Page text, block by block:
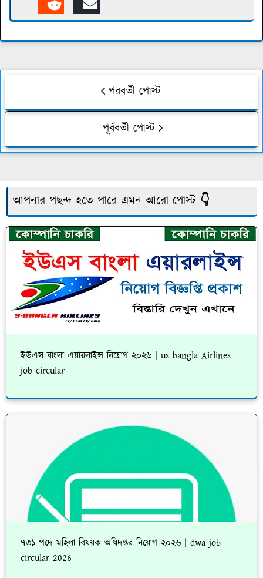
পরবর্তী পোস্ট
পূর্ববর্তী পোস্ট
আপনার পছন্দ হতে পারে এমন আরো পোস্ট 👇
ইউএস বাংলা এয়ারলাইন্স নিয়োগ ২০২৬ | us bangla Airlines
job circular
৭৩১ পদে মহিলা বিষয়ক অধিদপ্তর নিয়োগ ২০২৬ | dwa job
circular 2026